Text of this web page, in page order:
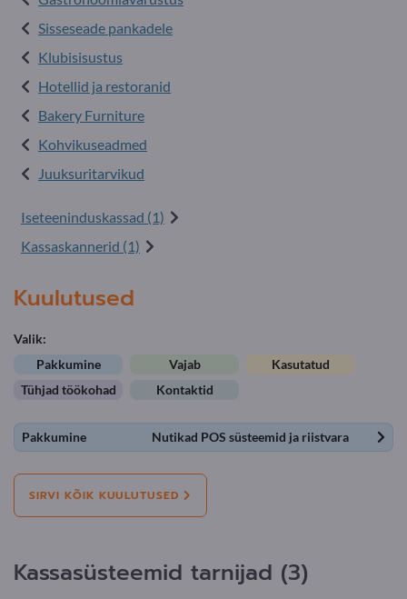
Sisseseade pankadele
Klubisisustus
Hotellid ja restoranid
Bakery Furniture
Kohvikuseadmed
Juuksuritarvikud
Iseteeninduskassad (1)
Kassaska nnerid (1)
Kuulutused
Valik:
Pakkumine
Vajab
Kasutatud
Tühjad töökohad
Kontaktid
Pakkumine Nutikad POS süsteemid ja riistvara
SIRVI KÕIK KUULUTUSED
Kassasüsteemid tarnijad (3)